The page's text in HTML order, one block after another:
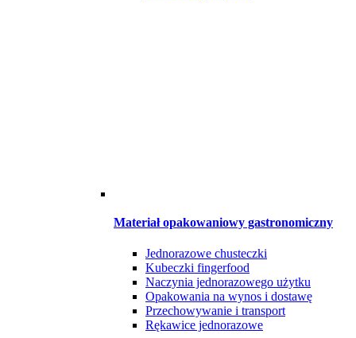
Materiał opakowaniowy gastronomiczny
Jednorazowe chusteczki
Kubeczki fingerfood
Naczynia jednorazowego użytku
Opakowania na wynos i dostawę
Przechowywanie i transport
Rękawice jednorazowe